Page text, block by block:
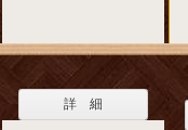
詳 細